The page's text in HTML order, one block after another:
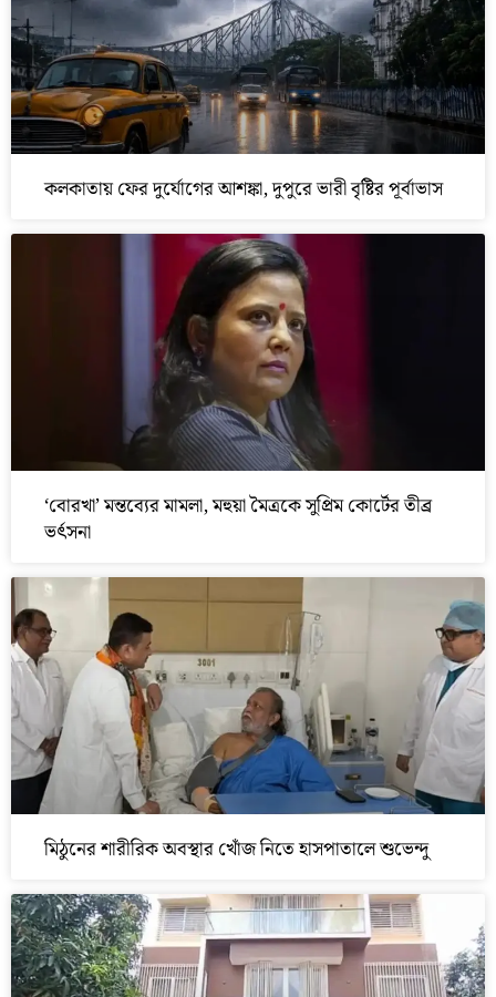
কলকাতায় ফের দুর্যোগের আশঙ্কা, দুপুরে ভারী বৃষ্টির পূর্বাভাস
‘বোরখা’ মন্তব্যের মামলা, মহুয়া মৈত্রকে সুপ্রিম কোর্টের তীব্র
ভর্ৎসনা
মিঠুনের শারীরিক অবস্থার খোঁজ নিতে হাসপাতালে শুভেন্দু